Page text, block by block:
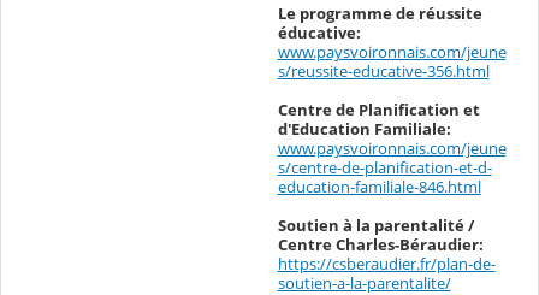
Le programme de réussite
éducative:
www.paysvoironnais.com/jeune
s/reussite-educative-356.html
Centre de Planification et
d'Education Familiale:
www.paysvoironnais.com/jeune
s/centre-de-planification-et-d-
education-familiale-846.html
Soutien à la parentalité /
Centre Charles-Béraudier:
https://csberaudier.fr/plan-de-
soutien-a-la-parentalite/